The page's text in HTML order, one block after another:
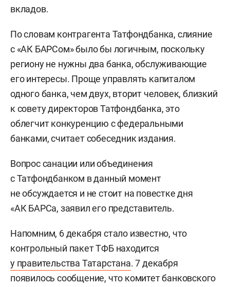
вкладов.
По словам контрагента Татфондбанка, слияние
с «АК БАРСом» было бы логичным, поскольку
региону не нужны два банка, обслуживающие
его интересы. Проще управлять капиталом
одного банка, чем двух, вторит человек, близкий
к совету директоров Татфондбанка, это
облегчит конкуренцию с федеральными
банками, считает собеседник издания.
Вопрос санации или объединения
с Татфондбанком в данный момент
не обсуждается и не стоит на повестке дня
«АК БАРСа, заявил его представитель.
Напомним, 6 декабря стало известно, что
контрольный пакет ТФБ находится
у правительства Татарстана. 7 декабря
появилось сообщение, что комитет банковского